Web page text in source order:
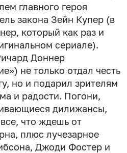
главного героя
закона Зейн Купер (в
который как раз и
сериале).
Доннер
не только отдал честь
но и подарил зрителям
и радости. Погони,
дилижансы,
что ждешь от
плюс лучезарное
Джоди Фостер и